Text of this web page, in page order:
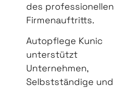
des professionellen
Firmenauftritts.
Autopflege Kunic
unterstützt
Unternehmen,
Selbstständige und